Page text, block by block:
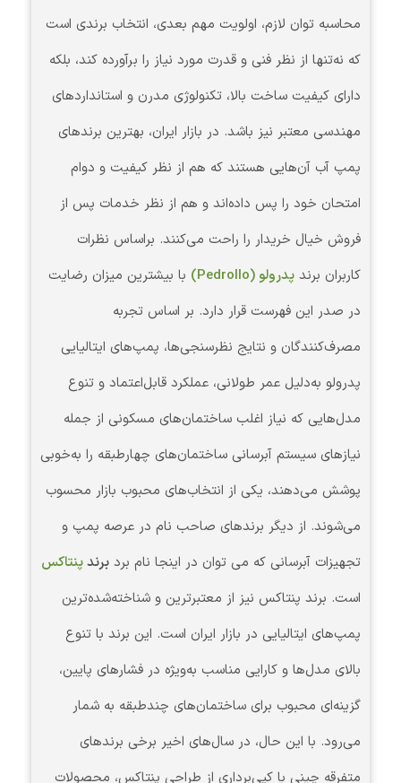
محاسبه توان لازم، اولویت مهم بعدی، انتخاب برندی است
که نه‌تنها از نظر فنی و قدرت مورد نیاز را برآورده کند، بلکه
دارای کیفیت ساخت بالا، تکنولوژی مدرن و استانداردهای
مهندسی معتبر نیز باشد. در بازار ایران، بهترین برندهای
پمپ آب آن‌هایی هستند که هم از نظر کیفیت و دوام
امتحان خود را پس داده‌اند و هم از نظر خدمات پس از
فروش خیال خریدار را راحت می‌کنند. براساس نظرات
کاربران برند پدرولو (Pedrollo)
با بیشترین میزان رضایت
در صدر این فهرست قرار دارد. بر اساس تجربه
مصرف‌کنندگان و نتایج نظرسنجی‌ها، پمپ‌های ایتالیایی
پدرولو به‌دلیل عمر طولانی، عملکرد قابل‌اعتماد و تنوع
مدل‌هایی که نیاز اغلب ساختمان‌های مسکونی از جمله
نیازهای سیستم آبرسانی ساختمان‌های چهارطبقه را به‌خوبی
پوشش می‌دهند، یکی از انتخاب‌های محبوب بازار محسوب
می‌شوند. از دیگر برندهای صاحب نام در عرصه پمپ و
تجهیزات آبرسانی که می توان در اینجا نام برد برندپنتاکس
است. برند پنتاکس نیز از معتبرترین و شناخته‌شده‌ترین
پمپ‌های ایتالیایی در بازار ایران است. این برند با تنوع
بالای مدل‌ها و کارایی مناسب به‌ویژه در فشارهای پایین،
گزینه‌ای محبوب برای ساختمان‌های چندطبقه به شمار
می‌رود. با این حال، در سال‌های اخیر برخی برندهای
متفرقه چینی با کپی‌برداری از طراحی پنتاکس، محصولات